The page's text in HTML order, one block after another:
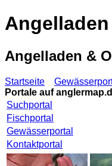
Angelladen &
Startseite
Portale auf
Suchportal
Fischportal
Gewässerportal
Kontaktportal